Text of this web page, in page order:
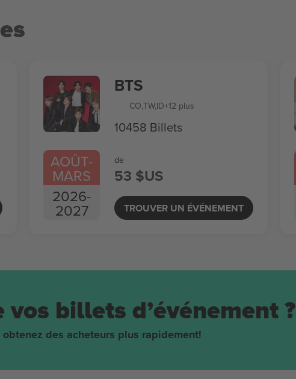
AOÛT-
MARS
2026-
2027
BTS
CO,TW,ID+12 plus
10458 Billets
de
53 $US
TROUVER UN ÉVÉNEMENT
billets d’événement ?
des acheteurs plus rapidement!